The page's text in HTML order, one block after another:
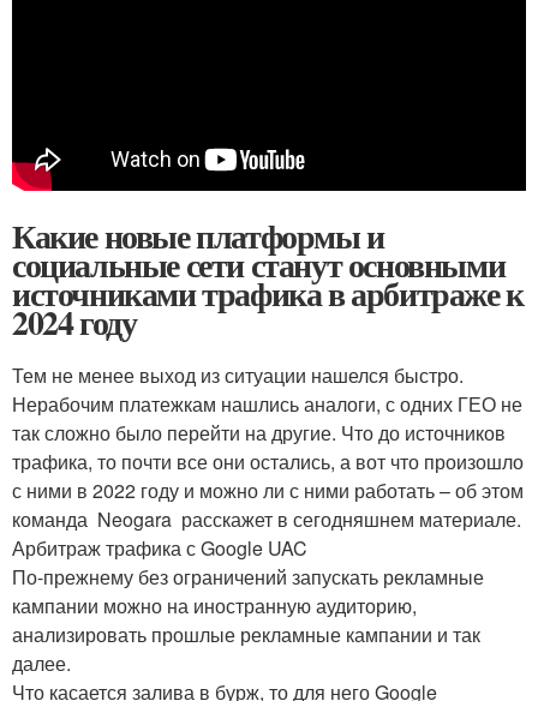
Какие новые платформы и
социальные сети станут основными
источниками трафика в арбитраже к
2024 году
Тем не менее выход из ситуации нашелся быстро.
Нерабочим платежкам нашлись аналоги, с одних ГЕО не
так сложно было перейти на другие. Что до источников
трафика, то почти все они остались, а вот что произошло
с ними в 2022 году и можно ли с ними работать – об этом
команда Neogara расскажет в сегодняшнем материале.
Арбитраж трафика с Google UAC
По-прежнему без ограничений запускать рекламные
кампании можно на иностранную аудиторию,
анализировать прошлые рекламные кампании и так
далее.
Что касается залива в бурж, то для него Google